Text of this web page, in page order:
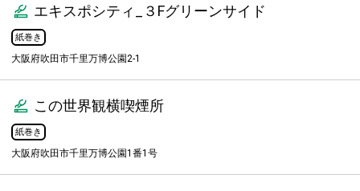
エキスポシティ_３Fグリーンサイド
紙巻き
大阪府吹田市千里万博公園2-1
この世界観横喫煙所
紙巻き
大阪府吹田市千里万博公園1番1号